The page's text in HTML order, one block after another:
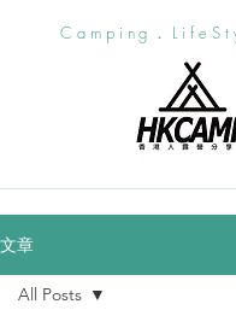
Camping．
文章
All Posts